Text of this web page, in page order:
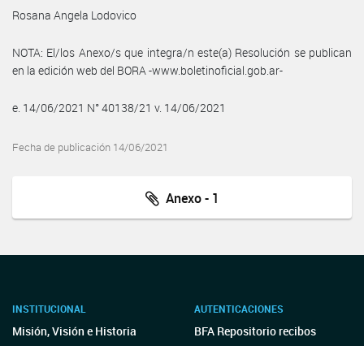
Rosana Angela Lodovico
NOTA: El/los Anexo/s que integra/n este(a) Resolución se publican
en la edición web del BORA -www.boletinoficial.gob.ar-
e. 14/06/2021 N° 40138/21 v. 14/06/2021
Fecha de publicación 14/06/2021
Anexo - 1
INSTITUCIONAL
Misión, Visión e Historia
AUTENTICACIONES
BFA Repositorio recibos